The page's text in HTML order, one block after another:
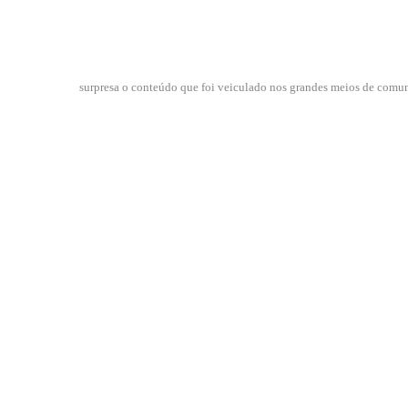
surpresa o conteúdo que foi veiculado nos grandes meios de